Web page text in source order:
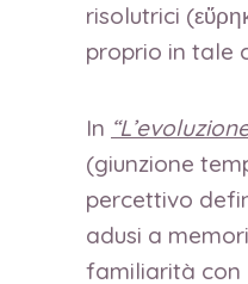
risolutrici
proprio in tale
In
(giunzione
percettivo
adusi a
familiarità con